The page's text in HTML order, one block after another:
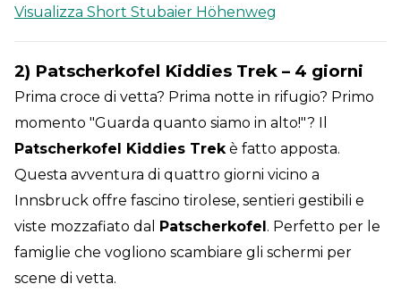
Visualizza Short Stubaier Höhenweg
2) Patscherkofel Kiddies Trek – 4 giorni
Prima croce di vetta? Prima notte in rifugio? Primo
momento "Guarda quanto siamo in alto!"? Il
Patscherkofel Kiddies Trekè fatto apposta.
Questa avventura di quattro giorni vicino a
Innsbruck offre fascino tirolese, sentieri gestibili e
viste mozzafiato dal Patscherkofel. Perfetto per le
famiglie che vogliono scambiare gli schermi per
scene di vetta.